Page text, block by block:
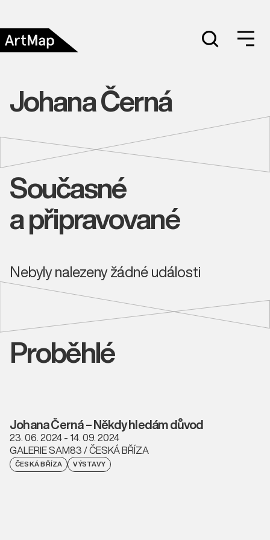
Johana Černá
Současné
a připravované
Nebyly nalezeny žádné události
Proběhlé
Johana Černá – Někdy hledám důvod
23. 06. 2024 - 14. 09. 2024
GALERIE SAM83 / ČESKÁ BŘÍZA
ČESKÁ BŘÍZA VÝSTAVY